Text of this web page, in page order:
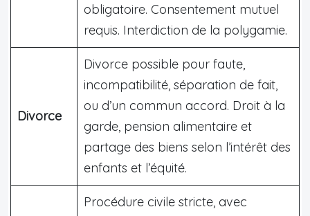
obligatoire. Consentement mutuel
requis. Interdiction de la polygamie.
Divorce
Divorce possible pour faute,
incompatibilité, séparation de fait,
ou d’un commun accord. Droit à la
garde, pension alimentaire et
partage des biens selon l’intérêt des
enfants et l’équité.
Procédure civile stricte, avec